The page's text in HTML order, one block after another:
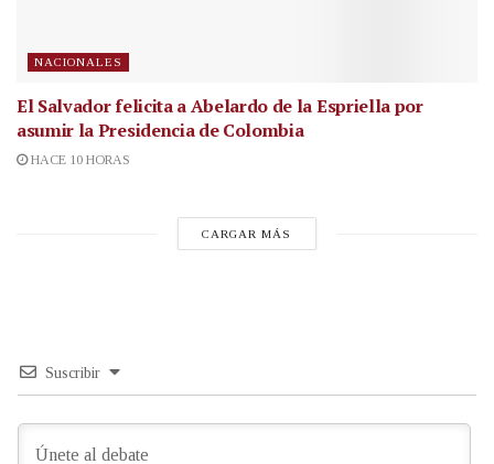
NACIONALES
El Salvador felicita a Abelardo de la Espriella por
asumir la Presidencia de Colombia
HACE 10 HORAS
CARGAR MÁS
Suscribir